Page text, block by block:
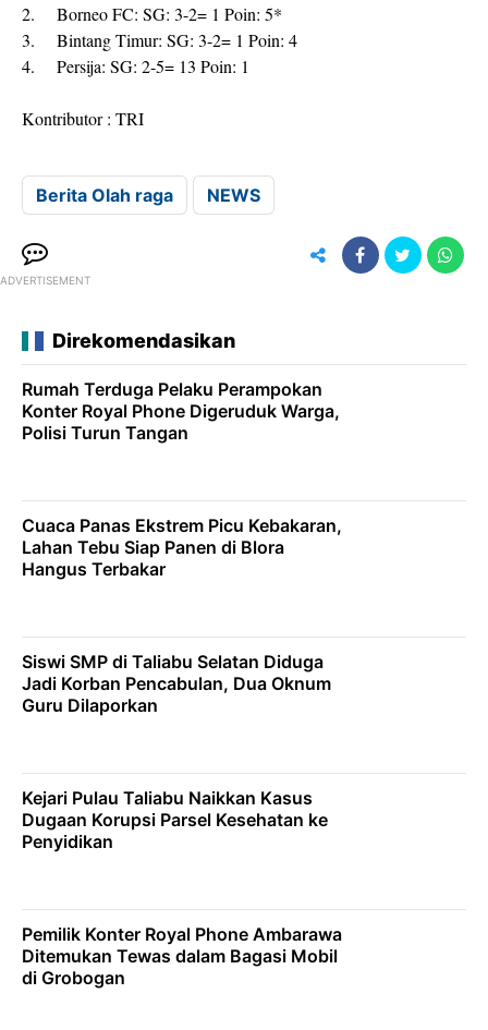
2.
Borneo FC: SG: 3-2= 1 Poin: 5*
3.
Bintang Timur: SG: 3-2= 1 Poin: 4
4.
Persija: SG: 2-5= 13 Poin: 1
Kontributor : TRI
Berita Olah raga NEWS
ADVERTISEMENT
Direkomendasikan
Rumah Terduga Pelaku Perampokan
Konter Royal Phone Digeruduk Warga,
Polisi Turun Tangan
Cuaca Panas Ekstrem Picu Kebakaran,
Lahan Tebu Siap Panen di Blora
Hangus Terbakar
Siswi SMP di Taliabu Selatan Diduga
Jadi Korban Pencabulan, Dua Oknum
Guru Dilaporkan
Kejari Pulau Taliabu Naikkan Kasus
Dugaan Korupsi Parsel Kesehatan ke
Penyidikan
Pemilik Konter Royal Phone Ambarawa
Ditemukan Tewas dalam Bagasi Mobil
di Grobogan